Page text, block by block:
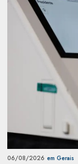
06/08/2026 em Gerais